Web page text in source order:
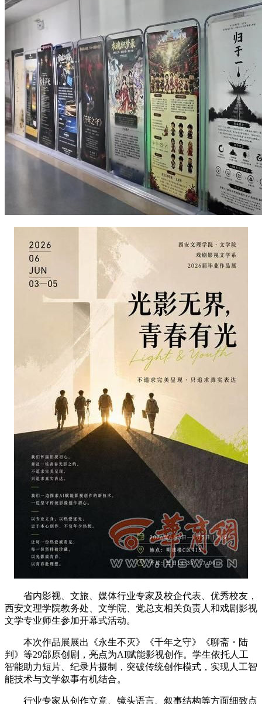
省内影视、文旅、媒体行业专家及校企代表、优秀校友，
西安文理学院教务处、文学院、党总支相关负责人和戏剧影视
文学专业师生参加开幕式活动。
本次作品展展出《永生不灭》《千年之守》《聊斋・陆
判》等29部原创剧，亮点为AI赋能影视创作。学生依托人工
智能助力短片、纪录片摄制，突破传统创作模式，实现人工智
能技术与文学叙事有机结合。
行业专家从创作立意、镜头语言、叙事结构等方面细致点